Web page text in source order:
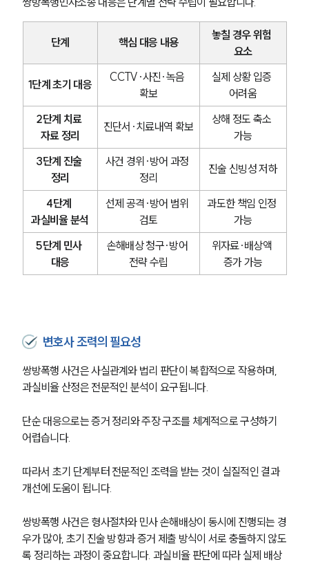
업무분야
전체
형사전문변호사
소식/자료
언론보도
공지사항
법률 블로그
법률서식
뉴스레터/브로슈어
대륜법률상담예약
대륜법률상담예약
단계 핵심 대응 내용
놓칠 경우 위험
요소
1단계 초기 대응
CCTV·사진·녹음
확보
실제 상황 입증
어려움
2단계 치료
자료 정리
진단서·치료내역 확보
상해 정도 축소
가능
3단계 진술
정리
사건 경위·방어 과정
정리
진술 신빙성 저하
4단계
과실비율 분석
선제 공격·방어 범위
검토
과도한 책임 인정
가능
5단계 민사
대응
손해배상 청구·방어
전략 수립
위자료·배상액
증가 가능
변호사 조력의 필요성
쌍방폭행 사건은 사실관계와 법리 판단이 복합적으로 작용하며,
과실비율 산정은 전문적인 분석이 요구됩니다.
단순 대응으로는 증거 정리와 주장 구조를 체계적으로 구성하기
어렵습니다.
따라서 초기 단계부터 전문적인 조력을 받는 것이 실질적인 결과
개선에 도움이 됩니다.
쌍방폭행 사건은 형사절차와 민사 손해배상이 동시에 진행되는 경
우가 많아, 초기 진술 방향과 증거 제출 방식이 서로 충돌하지 않도
록 정리하는 과정이 중요합니다. 과실비율 판단에 따라 실제 배상